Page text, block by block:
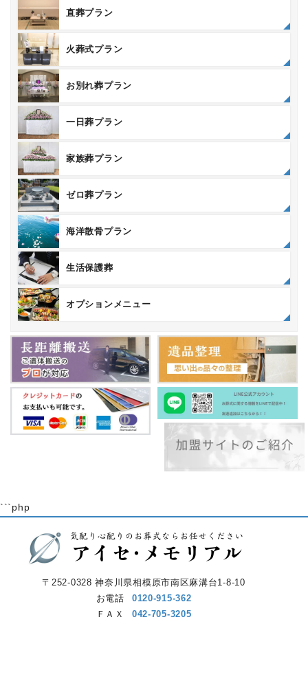
直葬プラン
火葬式プラン
お別れ葬プラン
一日葬プラン
家族葬プラン
ゼロ葬プラン
海洋散骨プラン
生活保護葬
オプションメニュー
```php
〒252-0328 神奈川県相模原市南区麻溝台1-8-10
お電話
0120-915-362
ＦＡＸ
042-705-3205